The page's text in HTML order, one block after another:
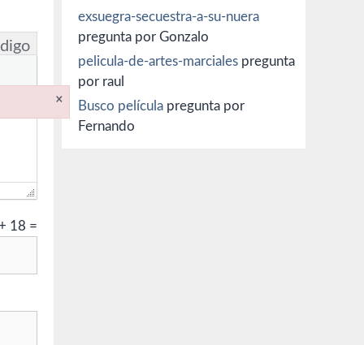
18 =
exsuegra-secuestra-a-su-nuera
pregunta por Gonzalo
pelicula-de-artes-marciales pregunta
por raul
Busco película pregunta por
Fernando
×